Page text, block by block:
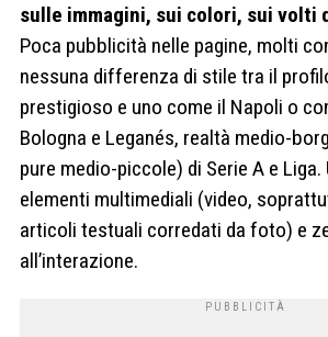
sulle immagini, sui colori, sui volti
Poca pubblicità nelle pagine, molti
nessuna differenza di stile tra il
prestigioso e uno come il Napoli o
Bologna e Leganés, realtà medio-
pure medio-piccole) di Serie A e
elementi multimediali (video,
articoli testuali corredati da foto) e
all’interazione.